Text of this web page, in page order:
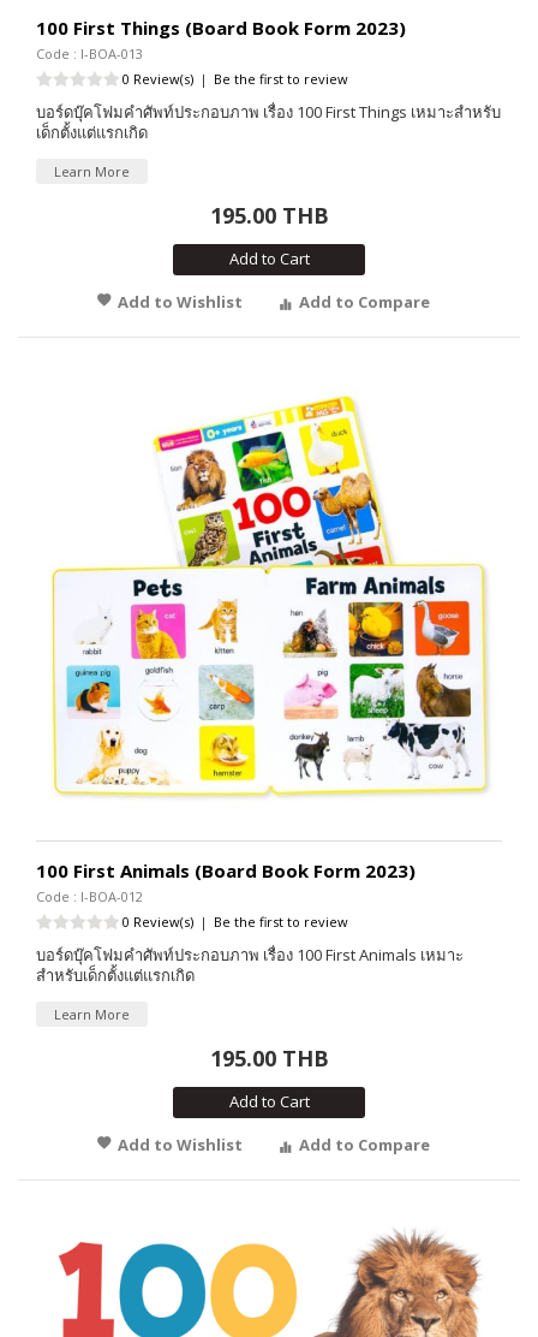
100 First Things (Board Book Form 2023)
Code : I-BOA-013
0 Review(s) | Be the first to review
บอร์ดบุ๊คโฟมคำศัพท์ประกอบภาพ เรื่อง 100 First Things เหมาะสำหรับ
เด็กตั้งแต่แรกเกิด
Learn More
195.00 THB
Add to Cart
Add to Wishlist
Add to Compare
100 First Animals (Board Book Form 2023)
Code : I-BOA-012
0 Review(s) | Be the first to review
บอร์ดบุ๊คโฟมคำศัพท์ประกอบภาพ เรื่อง 100 First Animals เหมาะ
สำหรับเด็กตั้งแต่แรกเกิด
Learn More
195.00 THB
Add to Cart
Add to Wishlist
Add to Compare